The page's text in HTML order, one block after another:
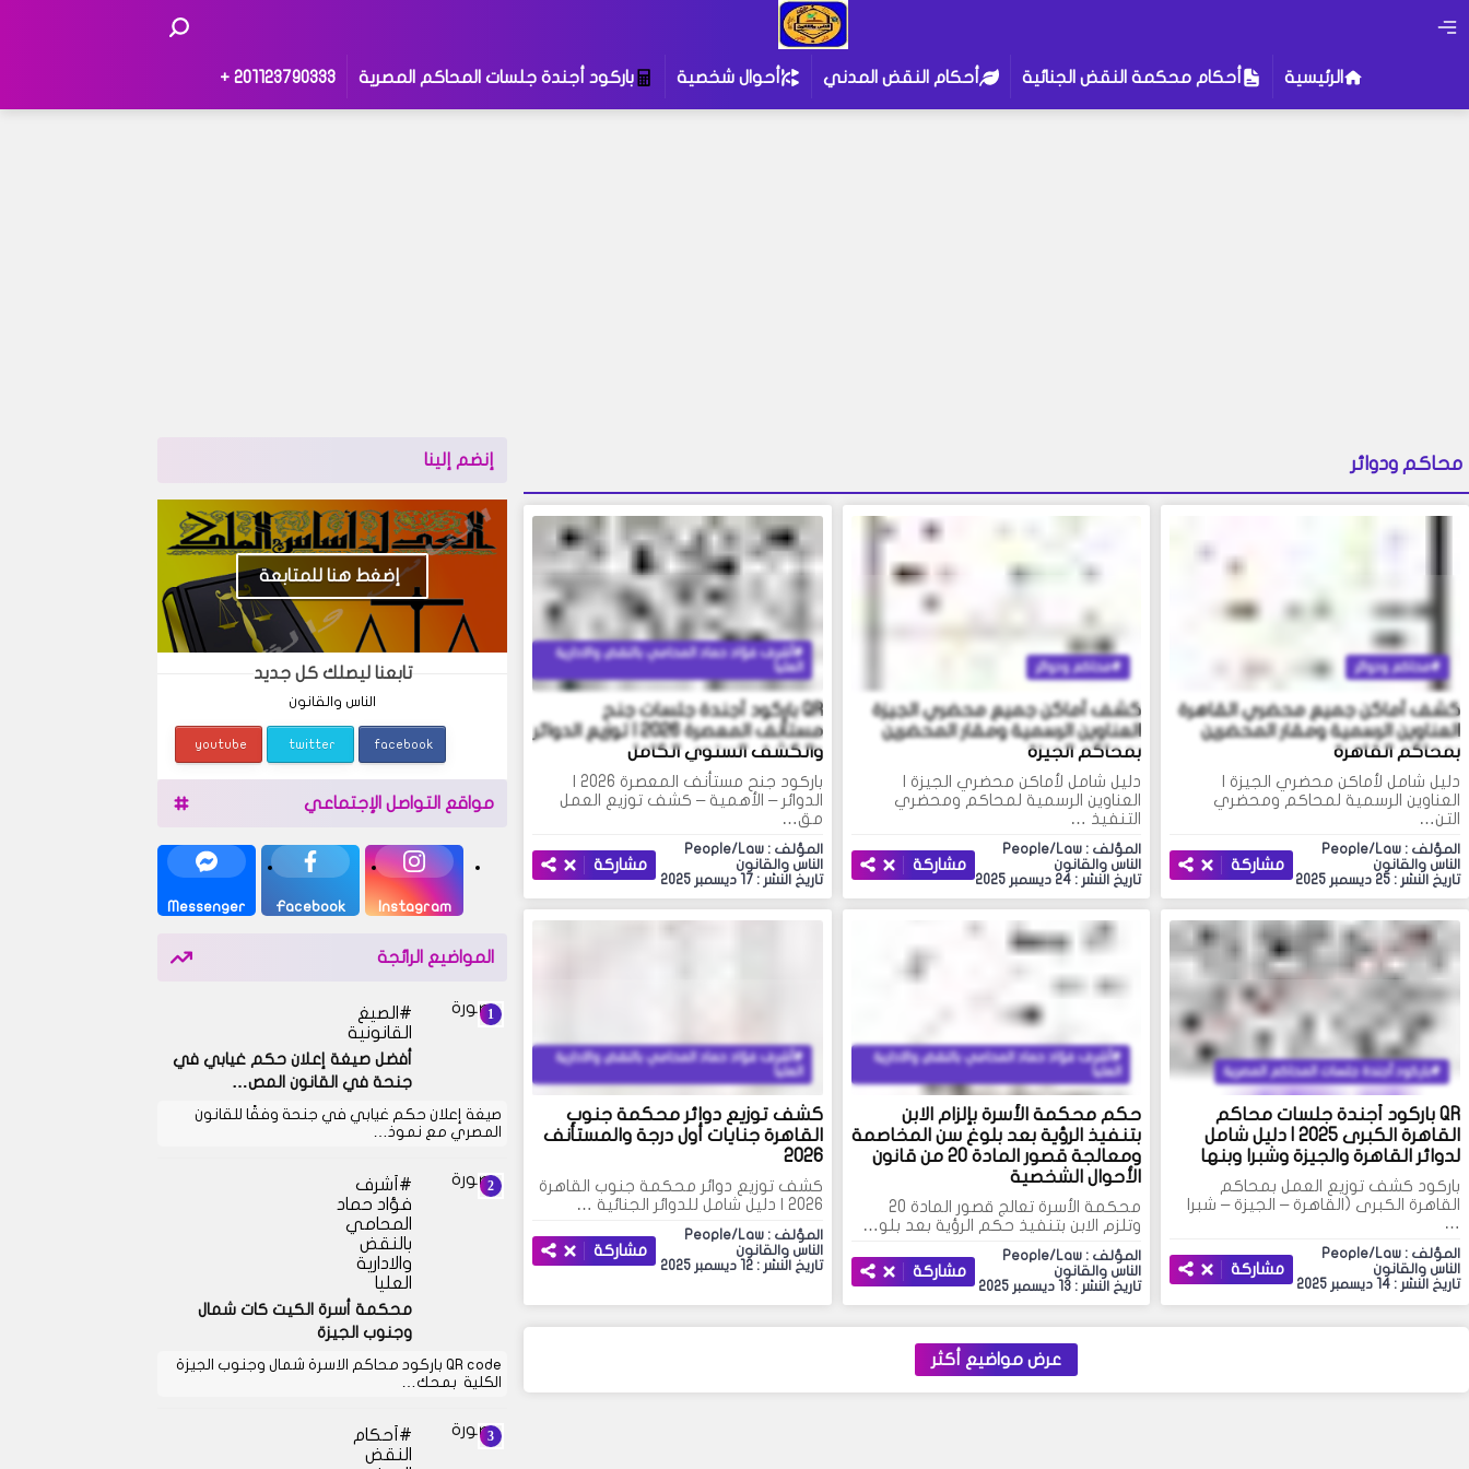
الرئيسية أحكام محكمة النقض الجنائية أحكام النقض المدني أحوال شخصية باركود أجندة جلسات المحاكم المصرية 201123790333 +
محاكم ودوائر
محاكم ودوائر
كشف أماكن جميع محضري القاهرة
العناوين الرسمية ومقار المحضرين
بمحاكم القاهرة
دليل شامل لأماكن محضري الجيزة |
العناوين الرسمية لمحاكم ومحضري
التن…
المؤلف : People/Law
الناس والقانون
تاريخ النشر : 25 ديسمبر 2025
مشاركة
محاكم ودوائر
كشف أماكن جميع محضري الجيزة
العناوين الرسمية ومقار المحضرين
بمحاكم الجيزة
دليل شامل لأماكن محضري الجيزة |
العناوين الرسمية لمحاكم ومحضري
التنفيذ …
المؤلف : People/Law
الناس والقانون
تاريخ النشر : 24 ديسمبر 2025
مشاركة
أشرف فؤاد حماد المحامي بالنقض والادارية
العليا
QR باركود أجندة جلسات جنح
مستأنف المعصرة 2026 | توزيع الدوائر
والكشف السنوي الكامل
الدوائر – الأهمية – كشف توزيع العمل
مق…
المؤلف : People/Law
الناس والقانون
تاريخ النشر : 17 ديسمبر 2025
مشاركة
باركود أجندة جلسات المحاكم المصرية
QR باركود أجندة جلسات محاكم
القاهرة الكبرى 2025 | دليل شامل
لدوائر القاهرة والجيزة وشبرا وبنها
باركود كشف توزيع العمل بمحاكم
القاهرة الكبرى (القاهرة – الجيزة – شبرا
…
المؤلف : People/Law
الناس والقانون
تاريخ النشر : 14 ديسمبر 2025
مشاركة
أشرف فؤاد حماد المحامي بالنقض والادارية
العليا
حكم محكمة الأسرة بإلزام الابن
بتنفيذ الرؤية بعد بلوغ سن المخاصمة
ومعالجة قصور المادة 20 من قانون
الأحوال الشخصية
محكمة الأسرة تعالج قصور المادة 20
وتلزم الابن بتنفيذ حكم الرؤية بعد بلو…
المؤلف : People/Law
الناس والقانون
تاريخ النشر : 13 ديسمبر 2025
مشاركة
أشرف فؤاد حماد المحامي بالنقض والادارية
العليا
كشف توزيع دوائر محكمة جنوب
القاهرة جنايات أول درجة والمستأنف
2026
كشف توزيع دوائر محكمة جنوب القاهرة
2026 | دليل شامل للدوائر الجنائية …
المؤلف : People/Law
الناس والقانون
تاريخ النشر : 12 ديسمبر 2025
مشاركة
عرض مواضيع أكثر
إنضم إلينا
إضغط هنا للمتابعة
تابعنا ليصلك كل جديد
الناس والقانون
facebook
twitter
youtube
مواقع التواصل الإجتماعي
Instagram
Facebook
Messenger
المواضيع الرائجة
الصيغ
القانونية
أفضل صيغة إعلان حكم غيابي في
جنحة في القانون المص…
صيغة إعلان حكم غيابي في جنحة وفقًا للقانون
المصري مع نموذ…
أشرف
فؤاد حماد
المحامي
بالنقض
والادارية
العليا
محكمة أسرة الكيت كات شمال
وجنوب الجيزة
QR code باركود محاكم الاسرة شمال وجنوب الجيزة
الكلية بمحك…
أحكام
النقض